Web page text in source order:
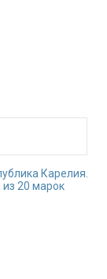
Карелия.
из 20 марок